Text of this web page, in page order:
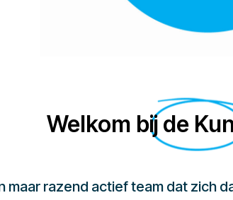
Welkom bij de
maar razend actief team dat zich